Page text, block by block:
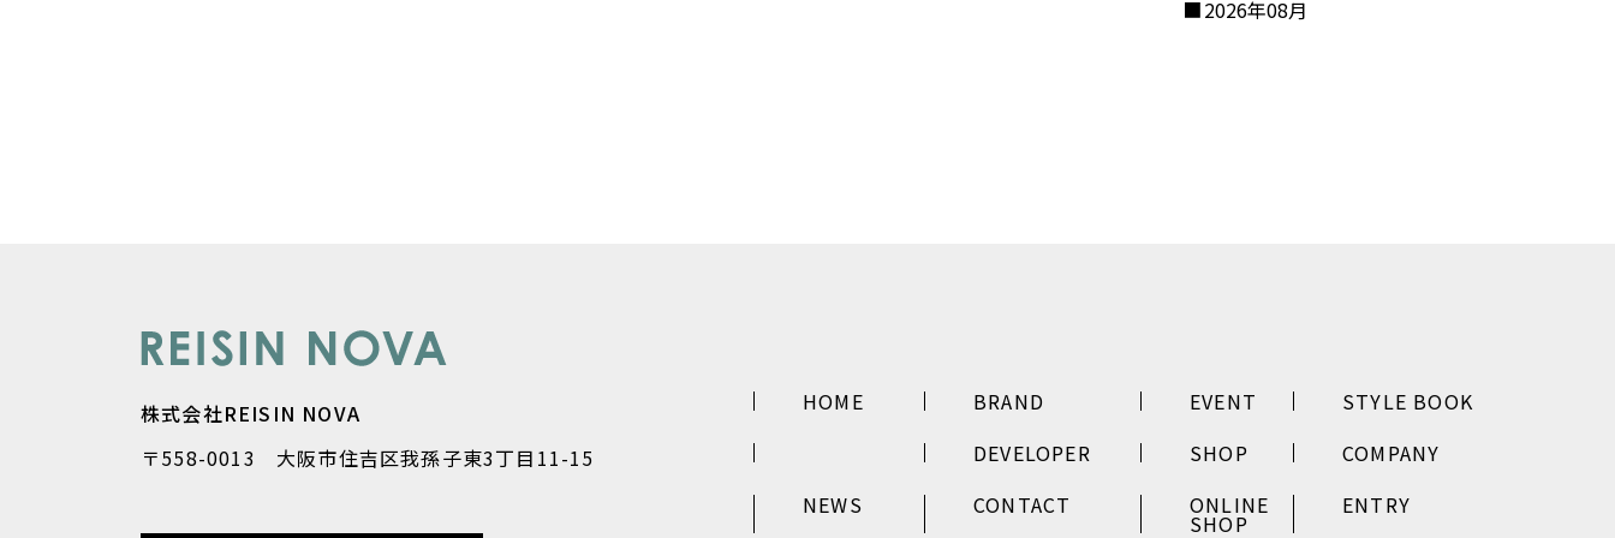
2026年08月
株式会社REISIN NOVA
〒558-0013 大阪市住吉区我孫子東3丁目11-15
HOME BRAND EVENT
STYLE BOOK
DEVELOPER
SHOP
COMPANY
NEWS
CONTACT ONLINE
SHOP
ENTRY